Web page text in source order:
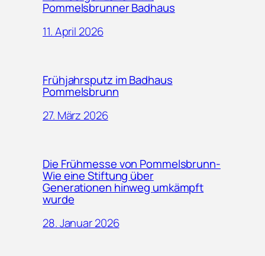
Pommelsbrunner Badhaus
11. April 2026
Frühjahrsputz im Badhaus
Pommelsbrunn
27. März 2026
Die Frühmesse von Pommelsbrunn-
Wie eine Stiftung über
Generationen hinweg umkämpft
wurde
28. Januar 2026